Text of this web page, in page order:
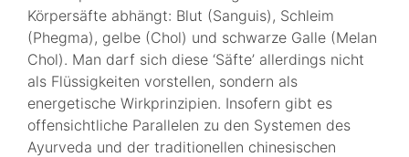
Körpersäfte abhängt: Blut (Sanguis), Schleim
(Phegma), gelbe (Chol) und schwarze Galle (Melan
Chol). Man darf sich diese ‘Säfte’ allerdings nicht
als Flüssigkeiten vorstellen, sondern als
energetische Wirkprinzipien. Insofern gibt es
offensichtliche Parallelen zu den Systemen des
Ayurveda und der traditionellen chinesischen